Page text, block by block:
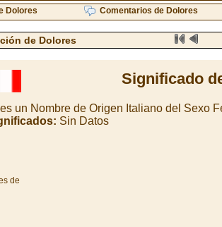
Dolores Comentarios de Dolores
de Dolores
Significado
un Nombre de Origen Italiano del Sexo
Sin Datos
de